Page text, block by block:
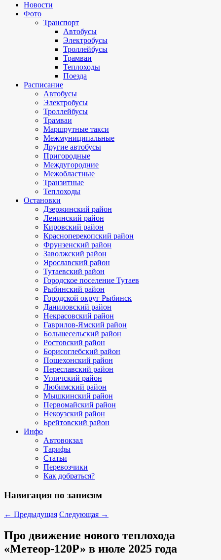
Новости
Фото
Транспорт
Автобусы
Электробусы
Троллейбусы
Трамваи
Теплоходы
Поезда
Расписание
Автобусы
Электробусы
Троллейбусы
Трамваи
Маршрутные такси
Межмуниципальные
Другие автобусы
Пригородные
Междугородние
Межобластные
Транзитные
Теплоходы
Остановки
Дзержинский район
Ленинский район
Кировский район
Красноперекопский район
Фрунзенский район
Заволжский район
Ярославский район
Тутаевский район
Городское поселение Тутаев
Рыбинский район
Городской округ Рыбинск
Даниловский район
Некрасовский район
Гаврилов-Ямский район
Большесельский район
Ростовский район
Борисоглебский район
Пошехонский район
Переславский район
Угличский район
Любимский район
Мышкинский район
Первомайский район
Некоузский район
Брейтовский район
Инфо
Автовокзал
Тарифы
Статьи
Перевозчики
Как добраться?
Навигация по записям
← Предыдущая Следующая →
Про движение нового теплохода
«Метеор-120Р» в июле 2025 года